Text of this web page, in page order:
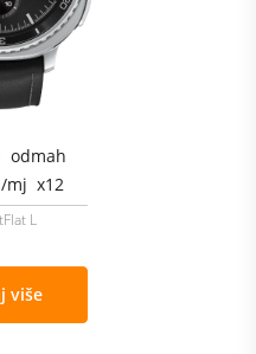
odmah
mj x12
L
više